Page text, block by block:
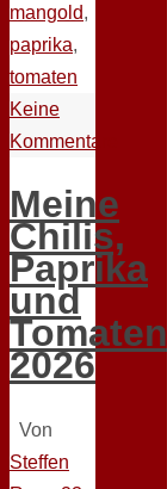
mangold,
paprika,
tomaten
Keine
Kommentare
Meine
Chilis,
Paprika
und
Tomaten
2026
Von
Steffen